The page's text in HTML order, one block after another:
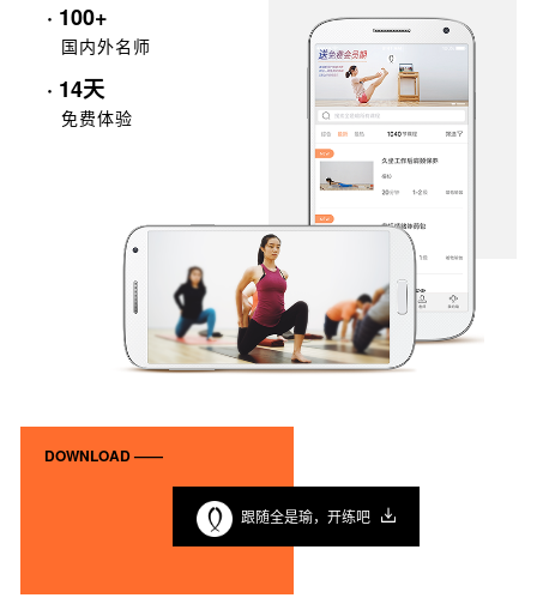
· 100+
国内外名师
· 14天
免费体验
DOWNLOAD ——
跟随全是瑜，开练吧